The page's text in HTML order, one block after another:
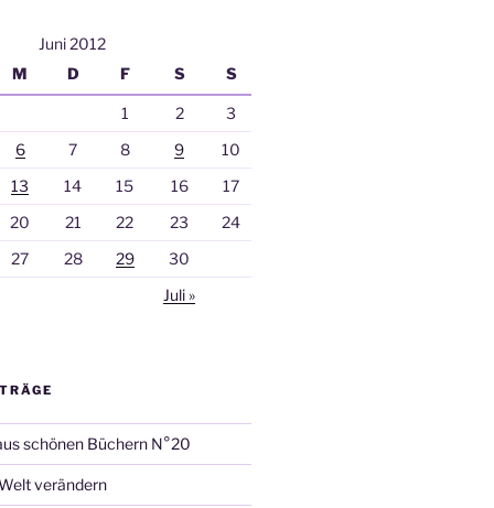
Juni 2012
M D F S S
1 2
3
6 7 8 9
10
13 14 15 16
17
20 21 22 23
24
27 28 29
30
Juli »
schönen Büchern N°20
verändern